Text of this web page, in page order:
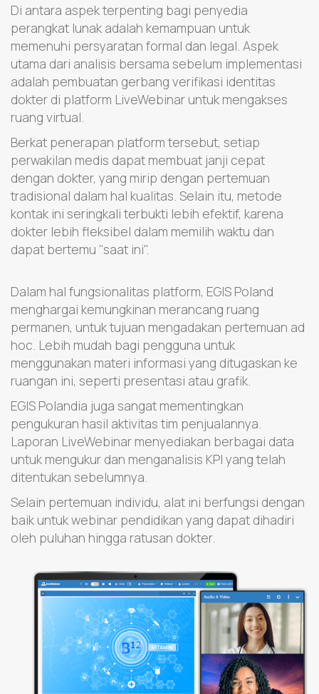
Di antara aspek terpenting bagi penyedia
perangkat lunak adalah kemampuan untuk
memenuhi persyaratan formal dan legal. Aspek
utama dari analisis bersama sebelum implementasi
adalah pembuatan gerbang verifikasi identitas
dokter di platform LiveWebinar untuk mengakses
ruang virtual.
Berkat penerapan platform tersebut, setiap
perwakilan medis dapat membuat janji cepat
dengan dokter, yang mirip dengan pertemuan
tradisional dalam hal kualitas. Selain itu, metode
kontak ini seringkali terbukti lebih efektif, karena
dokter lebih fleksibel dalam memilih waktu dan
dapat bertemu "saat ini".
Dalam hal fungsionalitas platform, EGIS Poland
menghargai kemungkinan merancang ruang
permanen, untuk tujuan mengadakan pertemuan ad
hoc. Lebih mudah bagi pengguna untuk
menggunakan materi informasi yang ditugaskan ke
ruangan ini, seperti presentasi atau grafik.
EGIS Polandia juga sangat mementingkan
pengukuran hasil aktivitas tim penjualannya.
Laporan LiveWebinar menyediakan berbagai data
untuk mengukur dan menganalisis KPI yang telah
ditentukan sebelumnya.
Selain pertemuan individu, alat ini berfungsi dengan
baik untuk webinar pendidikan yang dapat dihadiri
oleh puluhan hingga ratusan dokter.